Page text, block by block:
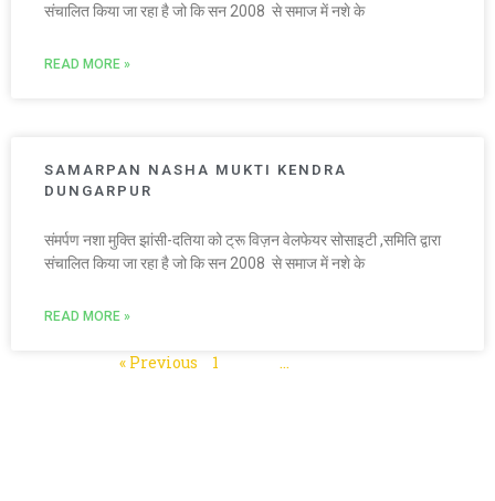
संचालित किया जा रहा है जो कि सन 2008 से समाज में नशे के
READ MORE »
SAMARPAN NASHA MUKTI KENDRA
DUNGARPUR
संमर्पण नशा मुक्ति झांसी-दतिया को ट्रू विज़न वेलफेयर सोसाइटी ,समिति द्वारा
संचालित किया जा रहा है जो कि सन 2008 से समाज में नशे के
READ MORE »
« Previous 1 …